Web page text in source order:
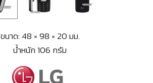
ขนาด: 48 × 98 × 20 มม.
น้ำหนัก 106 กรัม